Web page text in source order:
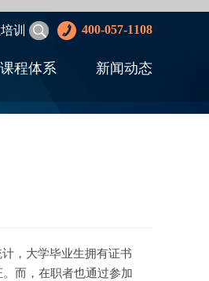
课程体系 新闻动态
训 400-057-1108
，大学毕业生拥有证书
而，在职者也通过参加